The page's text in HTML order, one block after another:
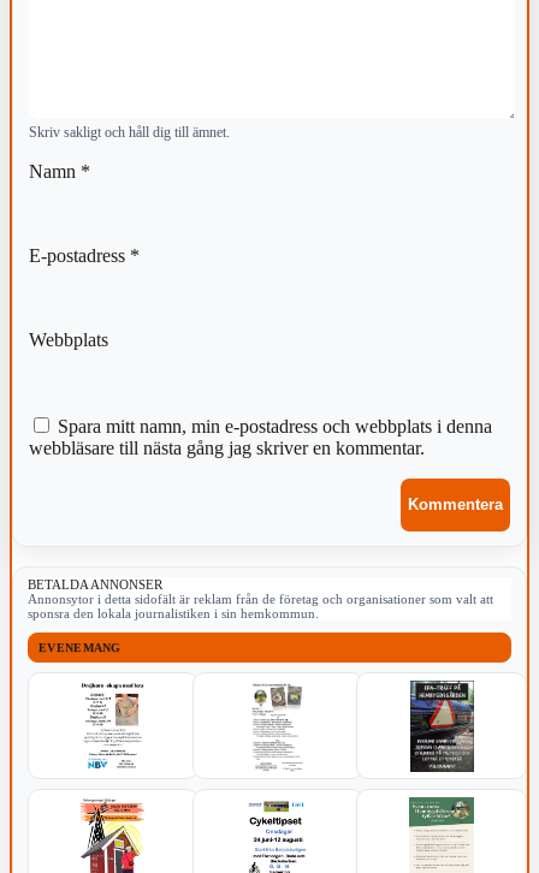
Skriv sakligt och håll dig till ämnet.
Namn *
E-postadress *
Webbplats
Spara mitt namn, min e-postadress och webbplats i denna
webbläsare till nästa gång jag skriver en kommentar.
BETALDA ANNONSER
Annonsytor i detta sidofält är reklam från de företag och organisationer som valt att
sponsra den lokala journalistiken i sin hemkommun.
EVENEMANG